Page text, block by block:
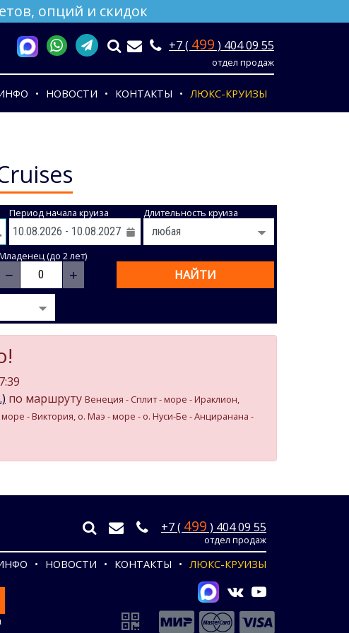
опций и скидок
+7 ( 499 ) 404 09 55
отдел продаж
НОВОСТИ КОНТАКТЫ ЛЮКС-КРУИЗЫ
Период начала круиза Длительность круиза
(до 2 лет)
− + НАЙТИ
по маршруту Венеция - Сплит - море - Ираклион,
- Виктория, о. Маэ - море - о. Нуси-Бе - Анциранана -
+7 ( 499 ) 404 09 55
отдел продаж
НОВОСТИ КОНТАКТЫ ЛЮКС-КРУИЗЫ